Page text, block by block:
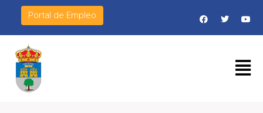
Portal de Empleo